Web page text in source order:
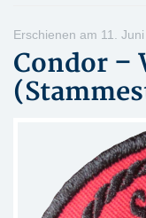
Erschienen am 11.
Condor –